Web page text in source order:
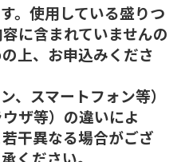
。使用している盛りつ
に含まれていませんの
上、お申込みくださ
、スマートフォン等）
ザ等）の違いによ
干異なる場合がござ